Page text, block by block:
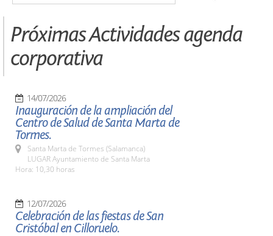
Próximas Actividades agenda
corporativa
14/07/2026
Inauguración de la ampliación del
Centro de Salud de Santa Marta de
Tormes.
Santa Marta de Tormes (Salamanca)
LUGAR Ayuntamiento de Santa Marta
Hora: 10,30 horas
12/07/2026
Celebración de las fiestas de San
Cristóbal en Cilloruelo.